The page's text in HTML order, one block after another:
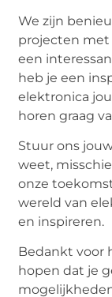
We zijn
projecten met
een
heb je een
elektronica
horen graag
Stuur ons
weet,
onze
wereld van
en inspireren.
Bedankt voor
hopen dat je